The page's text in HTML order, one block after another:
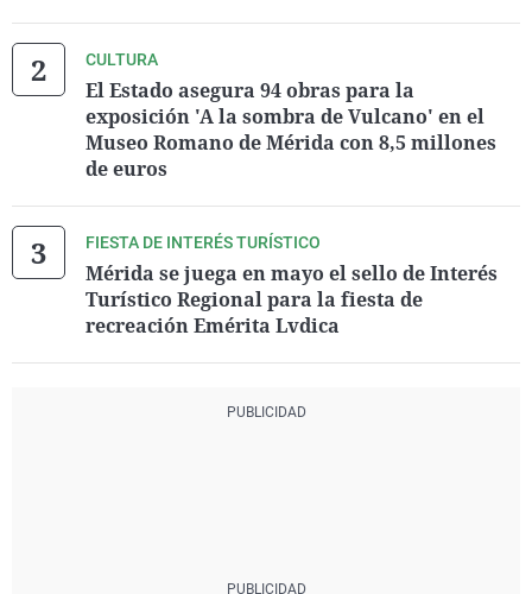
CULTURA
El Estado asegura 94 obras para la
exposición 'A la sombra de Vulcano' en el
Museo Romano de Mérida con 8,5 millones
de euros
FIESTA DE INTERÉS TURÍSTICO
Mérida se juega en mayo el sello de Interés
Turístico Regional para la fiesta de
recreación Emérita Lvdica